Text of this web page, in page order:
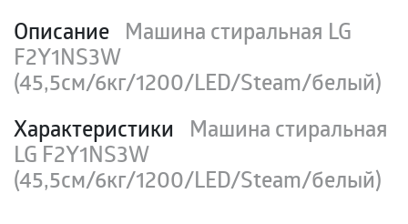
Описание Машина стиральная LG
F2Y1NS3W
(45,5см/6кг/1200/LED/Steam/белый)
Характеристики
Машина стиральная
LG F2Y1NS3W
(45,5см/6кг/1200/LED/Steam/белый)